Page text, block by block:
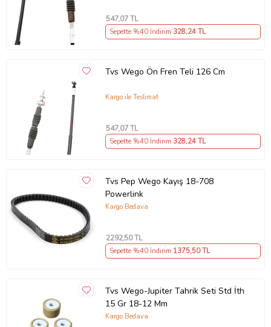
547,07 TL
Sepette %40 İndirim 328,24 TL
Tvs Wego Ön Fren Teli 126 Cm
Kargo ile Teslimat
547,07 TL
Sepette %40 İndirim 328,24 TL
Tvs Pep Wego Kayış 18-708
Powerlink
Kargo Bedava
2292,50 TL
Sepette %40 İndirim 1375,50 TL
Tvs Wego-Jupiter Tahrik Seti Std İth
15 Gr 18-12 Mm
Kargo Bedava